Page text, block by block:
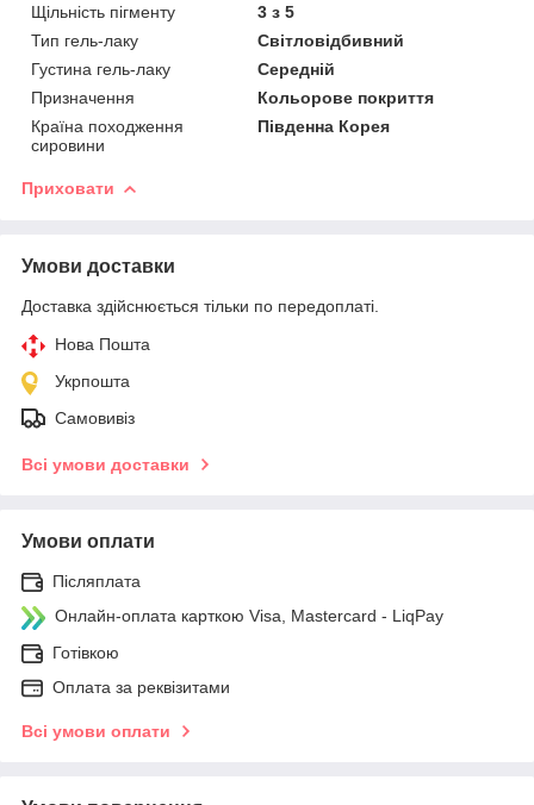
Щільність пігменту
3 з 5
Тип гель-лаку
Світловідбивний
Густина гель-лаку
Середній
Призначення
Кольорове покриття
Країна походження
сировини
Південна Корея
Приховати
Умови доставки
Доставка здійснюється тільки по передоплаті.
Нова Пошта
Укрпошта
Самовивіз
Всі умови доставки
Умови оплати
Післяплата
Онлайн-оплата карткою Visa, Mastercard - LiqPay
Готівкою
Оплата за реквізитами
Всі умови оплати